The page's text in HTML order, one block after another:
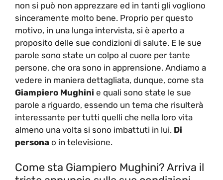
non si può non apprezzare ed in tanti gli vogliono
sinceramente molto bene. Proprio per questo
motivo, in una lunga intervista, si è aperto a
proposito delle sue condizioni di salute. E le sue
parole sono state un colpo al cuore per tante
persone, che ora sono in apprensione. Andiamo a
vedere in maniera dettagliata, dunque, come sta
Giampiero Mughini e quali sono state le sue
parole a riguardo, essendo un tema che risulterà
interessante per tutti quelli che nella loro vita
almeno una volta si sono imbattuti in lui. Di
persona o in televisione.
Come sta Giampiero Mughini? Arriva il